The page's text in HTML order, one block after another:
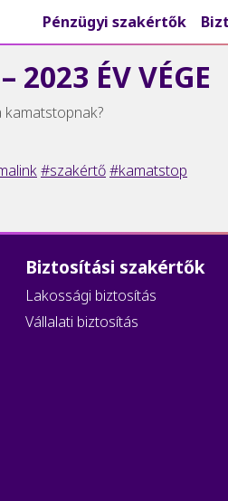
Pénzügyi szakértők
2023 ÉV VÉGE
kamatstopnak?
#szakértő#kamatstop
Biztosítási szakértők
Lakossági biztosítás
Vállalati biztosítás